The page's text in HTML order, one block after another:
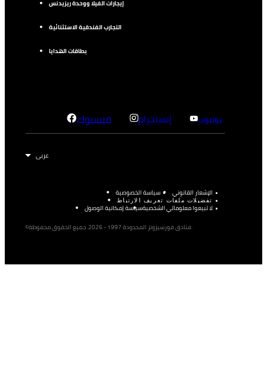
إيجارات الفيلا ووحدة ريزيدنس
التجارب الفندقية الاستثنائية
بطاقات الهدايا
فيسبوك إنستجرام يوتيوب
الإشعار القانوني سياسة الخصوصية
تفضيلات ملفات تعريف الارتباط
لا تبيعوا معلوماتي الشخصيةسياسة إمكانية الوصول
©فنادق فورسيزونز المحدودة 1997 - 2026. جميع الحقوق محفوظة.